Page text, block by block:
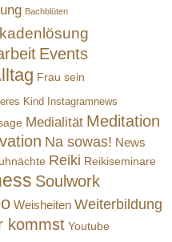
Bachblüten
Events
Frau sein
Kind Instagramnews
Medialität Meditation
Na sowas! News
Reiki Reikiseminare
Soulwork
Weisheiten Weiterbildung
kommst Youtube